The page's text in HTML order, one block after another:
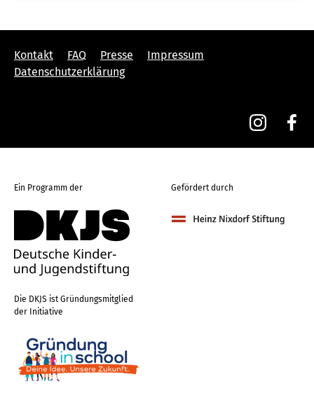
Kontakt FAQ Presse
Impressum
Datenschutzerklärung
Ein Programm der Gefördert durch
Die DKJS ist Gründungsmitglied
der Initiative